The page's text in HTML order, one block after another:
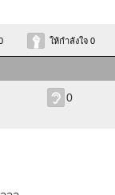
ให้กำลังใจ 0
0